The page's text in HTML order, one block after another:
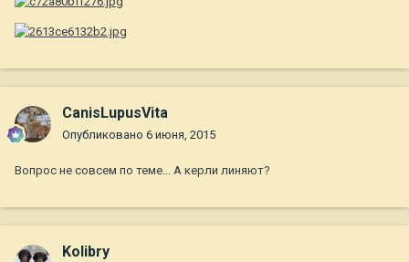
CanisLupusVita
Опубликовано 6 июня, 2015
Вопрос не совсем по теме... А керли линяют?
Kolibry